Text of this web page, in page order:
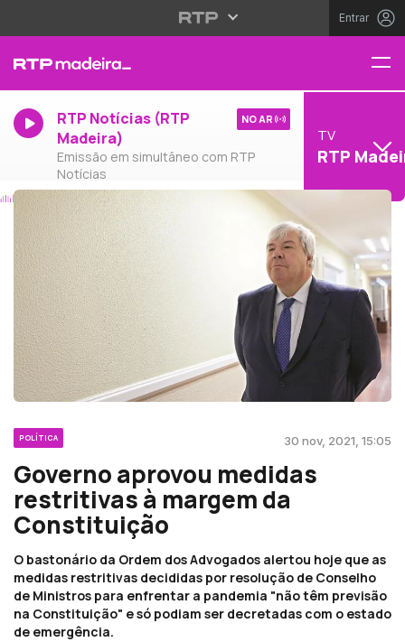
Entrar
RTP Notícias (RTP
Madeira)
Emissão em simultâneo com RTP
Notícias
NO AR
TV
RTP
POLÍTICA 30 nov, 2021, 15:05
Governo aprovou medidas
restritivas à margem da
Constituição
O bastonário da Ordem dos Advogados alertou hoje que as
medidas restritivas decididas por resolução de Conselho
de Ministros para enfrentar a pandemia "não têm previsão
na Constituição" e só podiam ser decretadas com o estado
de emergência.